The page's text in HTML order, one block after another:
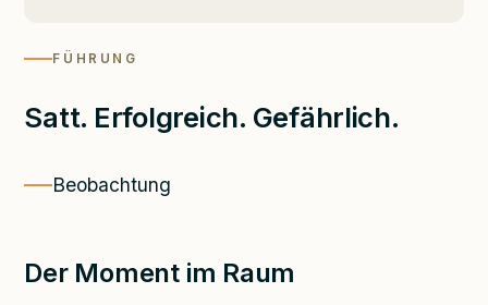
FÜHRUNG
Satt. Erfolgreich. Gefährlich.
Beobachtung
Der Moment im Raum